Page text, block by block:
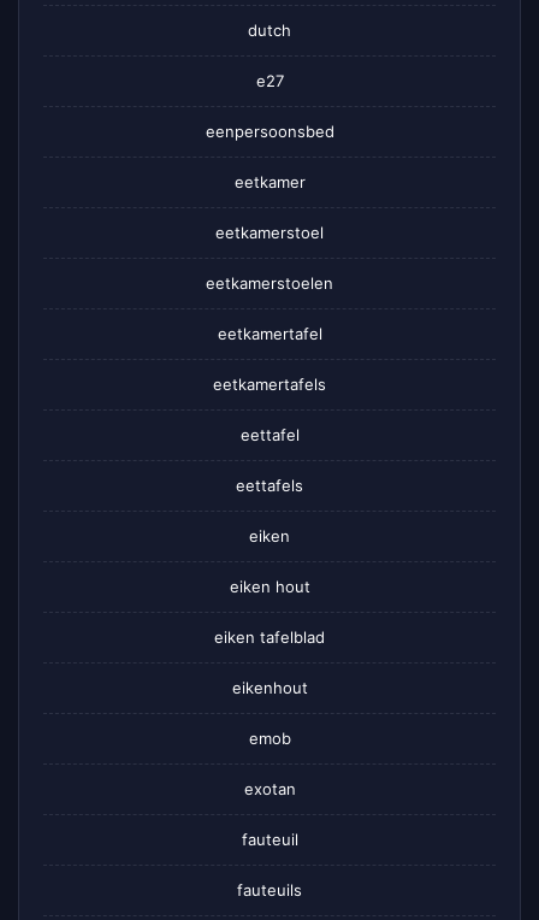
dutch
e27
eenpersoonsbed
eetkamer
eetkamerstoel
eetkamerstoelen
eetkamertafel
eetkamertafels
eettafel
eettafels
eiken
eiken hout
eiken tafelblad
eikenhout
emob
exotan
fauteuil
fauteuils